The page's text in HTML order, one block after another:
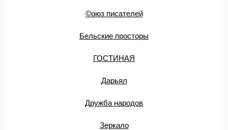
©оюз писателей
Бельские просторы
ГОСТИНАЯ
Дарьял
Дружба народов
Зеркало